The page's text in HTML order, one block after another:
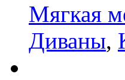
Мягкая
Диваны,